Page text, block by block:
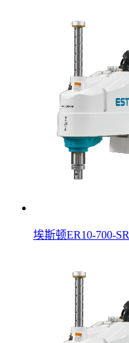
埃斯顿ER10-700-SR